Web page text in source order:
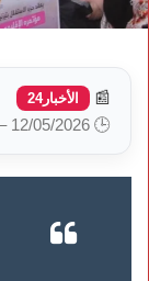
📰 الأخبار24
🕒 12/05/2026 – 10:51